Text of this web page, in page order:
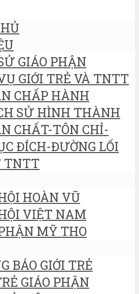
GIÁO PHẬN
GIỚI TRẺ VÀ TNTT
CHẤP HÀNH
SỬ HÌNH THÀNH
CHẤT-TÔN CHỈ-
ĐÍCH-ĐƯỜNG LỐI
TNTT
HOÀN VŨ
VIỆT NAM
MỸ THO
BÁO GIỚI TRẺ
GIÁO PHẬN